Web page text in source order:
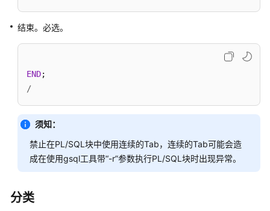
指
南
布
发
指
中
结束。必选。
END
/
须知：
禁止在PL/SQL块中使用连续的Tab，连续的Tab可能会造
成在使用gsql工具带“-r”参数执行PL/SQL块时出现异常。
分类